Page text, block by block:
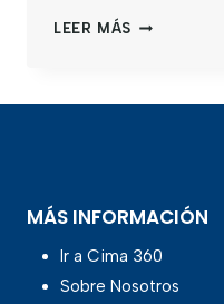
LEER MÁS
MÁS INFORMACIÓN
Ir a Cima 360
Sobre Nosotros